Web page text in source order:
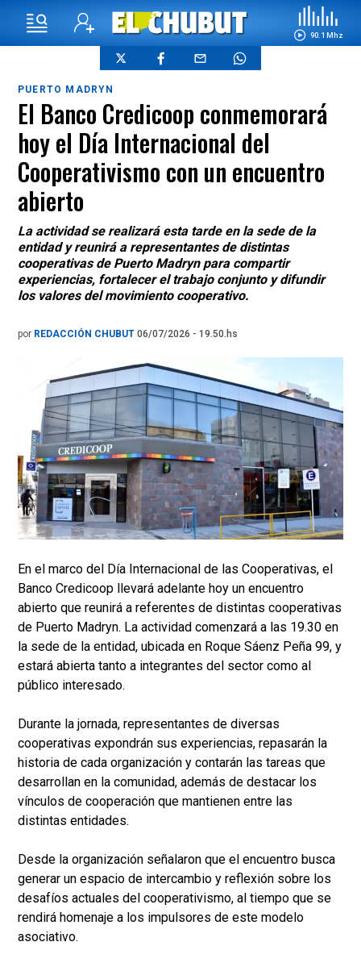
90.1 Mhz
PUERTO MADRYN
El Banco Credicoop conmemorará
hoy el Día Internacional del
Cooperativismo con un encuentro
abierto
La actividad se realizará esta tarde en la sede de la
entidad y reunirá a representantes de distintas
cooperativas de Puerto Madryn para compartir
experiencias, fortalecer el trabajo conjunto y difundir
los valores del movimiento cooperativo.
por REDACCIÓN CHUBUT 06/07/2026 - 19.50.hs
En el marco del Día Internacional de las Cooperativas, el
Banco Credicoop llevará adelante hoy un encuentro
abierto que reunirá a referentes de distintas cooperativas
de Puerto Madryn. La actividad comenzará a las 19.30 en
la sede de la entidad, ubicada en Roque Sáenz Peña 99, y
estará abierta tanto a integrantes del sector como al
público interesado.
Durante la jornada, representantes de diversas
cooperativas expondrán sus experiencias, repasarán la
historia de cada organización y contarán las tareas que
desarrollan en la comunidad, además de destacar los
vínculos de cooperación que mantienen entre las
distintas entidades.
Desde la organización señalaron que el encuentro busca
generar un espacio de intercambio y reflexión sobre los
desafíos actuales del cooperativismo, al tiempo que se
rendirá homenaje a los impulsores de este modelo
asociativo.